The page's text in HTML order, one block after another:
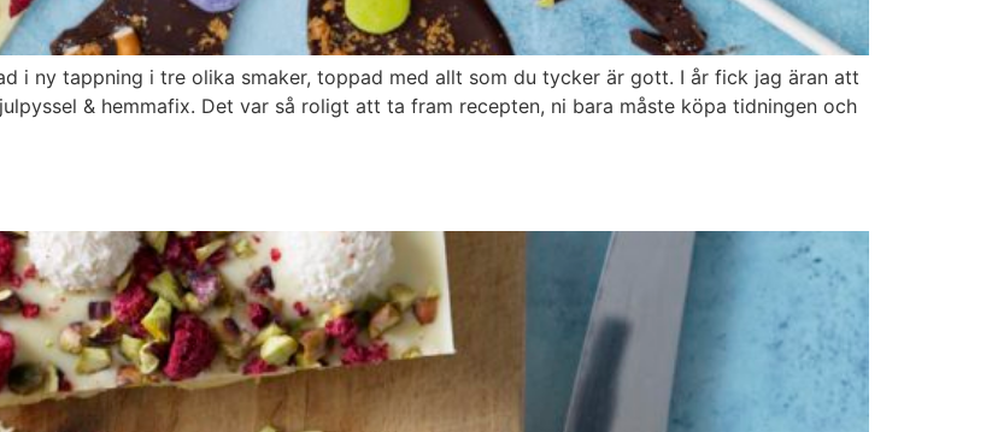
i ny tappning i tre olika smaker, toppad med allt som du tycker är gott. I år fick jag äran att
& hemmafix. Det var så roligt att ta fram recepten, ni bara måste köpa tidningen och